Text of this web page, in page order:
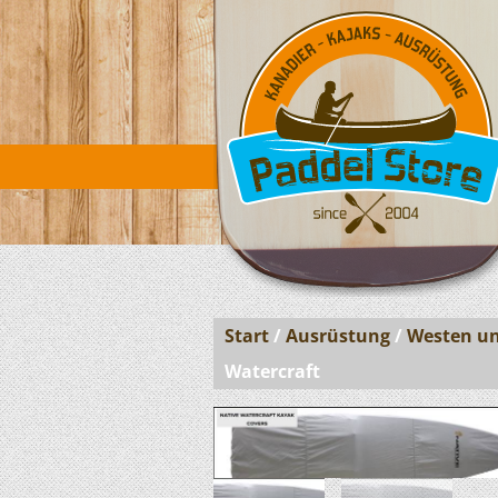
Start/ Ausrüstung/ Westen
Watercraft